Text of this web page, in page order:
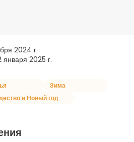
2024 г.
января 2025 г.
Зима
и Новый год